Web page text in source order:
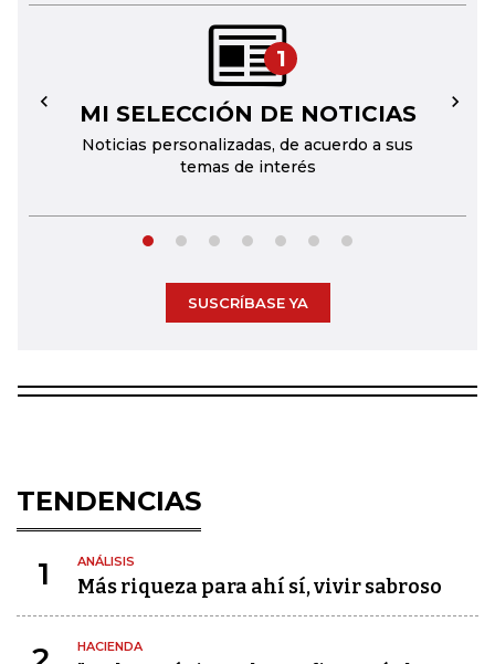
1
MI SELECCIÓN DE NOTICIAS
Noticias personalizadas, de acuerdo a sus
temas de interés
← →
SUSCRÍBASE YA
TENDENCIAS
1 ANÁLISIS
Más riqueza para ahí sí, vivir sabroso
HACIENDA